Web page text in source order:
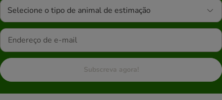
Selecione o tipo de animal de estimação
Subscreva agora!